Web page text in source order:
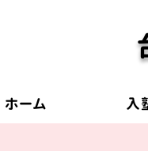
ホーム 入